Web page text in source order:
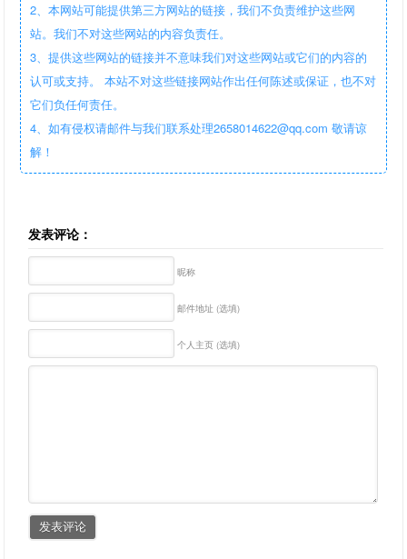
2、本网站可能提供第三方网站的链接，我们不负责维护这些网
站。我们不对这些网站的内容负责任。
3、提供这些网站的链接并不意味我们对这些网站或它们的内容的
认可或支持。 本站不对这些链接网站作出任何陈述或保证，也不对
它们负任何责任。
4、如有侵权请邮件与我们联系处理2658014622@qq.com 敬请谅
解！
发表评论：
昵称
邮件地址 (选填)
个人主页 (选填)